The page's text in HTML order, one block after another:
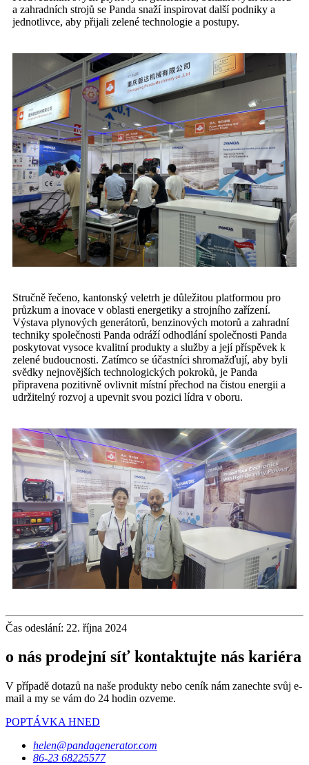
a zahradních strojů se Panda snaží inspirovat další podniky a
jednotlivce, aby přijali zelené technologie a postupy.
Stručně řečeno, kantonský veletrh je důležitou platformou pro
průzkum a inovace v oblasti energetiky a strojního zařízení.
Výstava plynových generátorů, benzinových motorů a zahradní
techniky společnosti Panda odráží odhodlání společnosti Panda
poskytovat vysoce kvalitní produkty a služby a její příspěvek k
zelené budoucnosti. Zatímco se účastníci shromažďují, aby byli
svědky nejnovějších technologických pokroků, je Panda
připravena pozitivně ovlivnit místní přechod na čistou energii a
udržitelný rozvoj a upevnit svou pozici lídra v oboru.
Čas odeslání: 22. října 2024
o nás prodejní síť kontaktujte nás kariéra
V případě dotazů na naše produkty nebo ceník nám zanechte svůj e-
mail a my se vám do 24 hodin ozveme.
POPTÁVKA HNED
helen@pandagenerator.com
86-23 68225577